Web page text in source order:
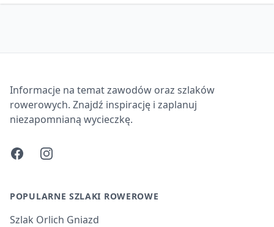
Informacje na temat zawodów oraz szlaków
rowerowych. Znajdź inspirację i zaplanuj
niezapomnianą wycieczkę.
FacebookInstagram
POPULARNE SZLAKI ROWEROWE
Szlak Orlich Gniazd